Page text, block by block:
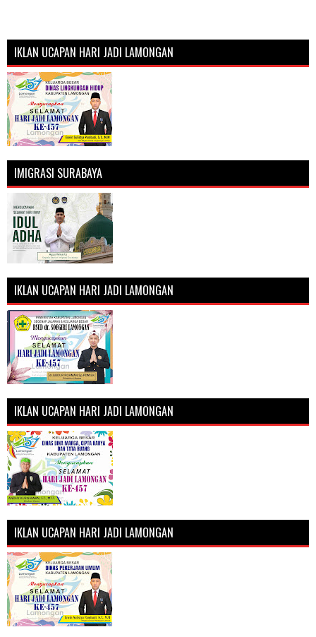
IKLAN UCAPAN HARI JADI LAMONGAN
IMIGRASI SURABAYA
IKLAN UCAPAN HARI JADI LAMONGAN
IKLAN UCAPAN HARI JADI LAMONGAN
IKLAN UCAPAN HARI JADI LAMONGAN